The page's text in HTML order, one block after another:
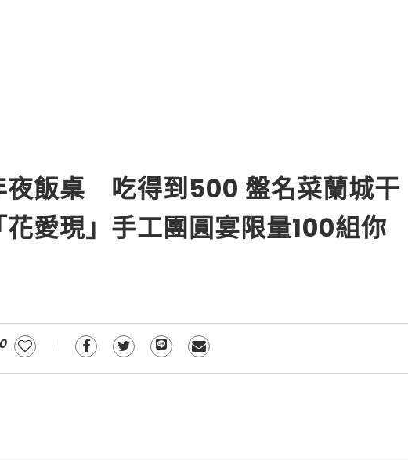
夜飯桌 吃得到500 盤名菜蘭城干
愛現」手工團圓宴限量100組你
0